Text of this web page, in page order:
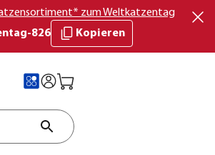
zum Weltkatzentag
826
Kopieren